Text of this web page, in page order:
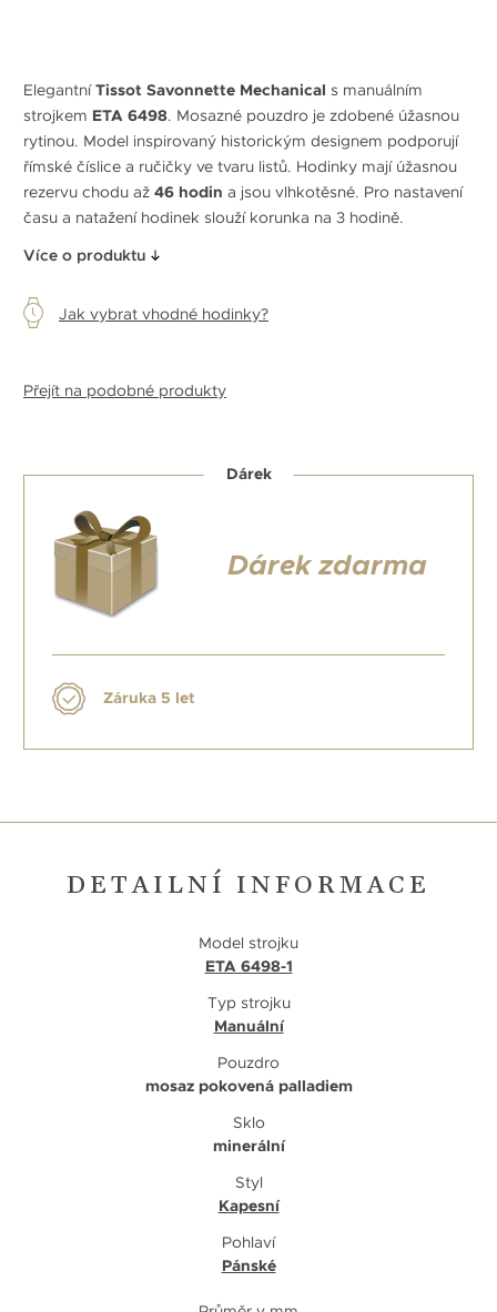
ElegantníTissot Savonnette Mechanical s manuálním
strojkem ETA 6498. Mosazné pouzdro je zdobené úžasnou
rytinou. Model inspirovaný historickým designem podporují
římské číslice a ručičky ve tvaru listů. Hodinky mají úžasnou
rezervu chodu až 46 hodin a jsou vlhkotěsné. Pro nastavení
času a natažení hodinek slouží korunka na 3 hodině.
Více o produktu
Jak vybrat vhodné hodinky?
Přejít na podobné produkty
Dárek
Dárek zdarma
Záruka 5 let
DETAILNÍ INFORMACE
Model strojku
ETA 6498-1
Typ strojku
Manuální
Pouzdro
mosaz pokovená palladiem
Sklo
minerální
Styl
Kapesní
Pohlaví
Pánské